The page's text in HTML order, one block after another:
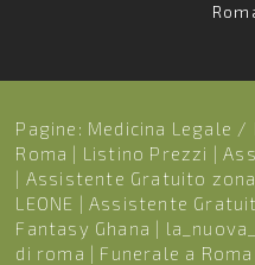
Pagine: Medicina Legale /
Roma | Listino Prezzi |
| Assistente Gratuito
LEONE |Assistente
Fantasy Ghana |
di roma | Funerale a Roma